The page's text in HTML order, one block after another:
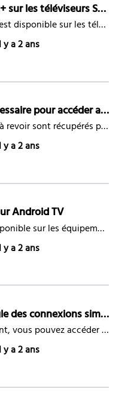
L'application CANAL+ sur les téléviseurs Samsung
L'application CANAL+ est disponible sur les téléviseurs Samsung, vous permettant d'accéder à l'ensemble de vos contenus CANAL+ directement depuis votre TV connectée. Ce guide vous accompagne dans l'installation et l'utilisation de l'application. Compatibilité des téléviseurs Samsung Téléviseurs Sams
y a 2 ans
Quel est le débit nécessaire pour accéder aux contenus À LA DEMANDE ou aux chaînes par Internet ?
Les contenus à voir et à revoir sont récupérés par Internet. Si votre mode de réception des chaînes est OTT (Le Décodeur CANAL 4K-UHD sans parabole, +LE CUBE TNT, CUBE-S, +LE CUBE HD Wifi, Smart TV SAMSUNG, CANAL+), le Live est aussi récupéré par Internet. Quel est le débit en fonction de la qualité
y a 2 ans
Android TV
L'appli CANAL+ est disponible sur les équipements Android TV (version minimum requise : Android 7). Comment installer l'appli ? Rendez-vous sur le Play Store de votre device Android TV Recherchez et installez l'application CANAL+ Comment se connecter sur l'appli CANAL+ ? L’authentification à l'appli
y a 2 ans
MULTI-ECRANS : règle des connexions simultanées avec CANAL+
Selon votre abonnement, vous pouvez accéder à CANAL+ sur 4 écrans en simultané (Smartphone, Tablette, PC/MAC, Xbox, PS4/5, Apple TV, Android TV…). Règle des connexions simultanées autorisées selon votre offre : Offre souscrite à compter du 14/01/25 : Offres sans engagement : 1 utilisateur/5 licences
y a 2 ans